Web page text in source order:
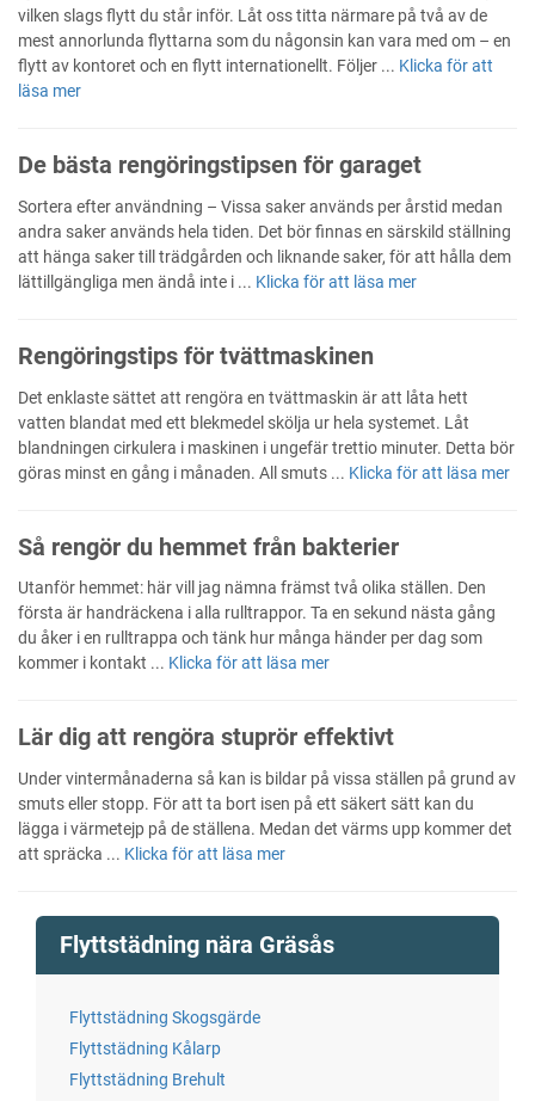
vilken slags flytt du står inför. Låt oss titta närmare på två av de
mest annorlunda flyttarna som du någonsin kan vara med om – en
flytt av kontoret och en flytt internationellt. Följer ... Klicka för att
läsa mer
De bästa rengöringstipsen för garaget
Sortera efter användning – Vissa saker används per årstid medan
andra saker används hela tiden. Det bör finnas en särskild ställning
att hänga saker till trädgården och liknande saker, för att hålla dem
lättillgängliga men ändå inte i ... Klicka för att läsa mer
Rengöringstips för tvättmaskinen
Det enklaste sättet att rengöra en tvättmaskin är att låta hett
vatten blandat med ett blekmedel skölja ur hela systemet. Låt
blandningen cirkulera i maskinen i ungefär trettio minuter. Detta bör
göras minst en gång i månaden. All smuts ... Klicka för att läsa mer
Så rengör du hemmet från bakterier
Utanför hemmet: här vill jag nämna främst två olika ställen. Den
första är handräckena i alla rulltrappor. Ta en sekund nästa gång
du åker i en rulltrappa och tänk hur många händer per dag som
kommer i kontakt ... Klicka för att läsa mer
Lär dig att rengöra stuprör effektivt
Under vintermånaderna så kan is bildar på vissa ställen på grund av
smuts eller stopp. För att ta bort isen på ett säkert sätt kan du
lägga i värmetejp på de ställena. Medan det värms upp kommer det
att spräcka ... Klicka för att läsa mer
Flyttstädning nära Gräsås
Flyttstädning Skogsgärde
Flyttstädning Kålarp
Flyttstädning Brehult